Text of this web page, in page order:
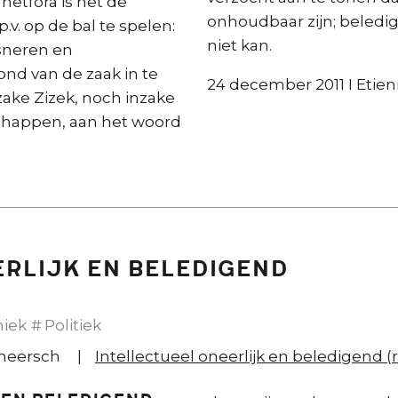
op de bal te spelen:
en
van de zaak in te
Zizek, noch inzake
aan het woord
onhoudbaar zijn;
niet kan.
24 december 2011 I
en beledigend
Politiek
Intellectueel oneerlijk en beledigend